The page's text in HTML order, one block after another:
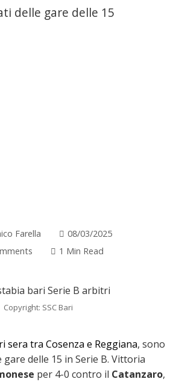
delle gare delle 15
Farella
08/03/2025
1 Min Read
Copyright: SSC Bari
sera tra Cosenza e Reggiana, sono
delle 15 in Serie B. Vittoria
per 4-0 contro il Catanzaro,